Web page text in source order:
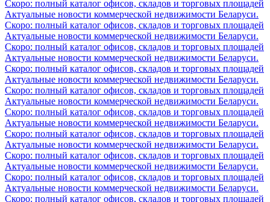
Скоро: полный каталог офисов, складов и торговых площадей
Актуальные новости коммерческой недвижимости Беларуси.
Скоро: полный каталог офисов, складов и торговых площадей
Актуальные новости коммерческой недвижимости Беларуси.
Скоро: полный каталог офисов, складов и торговых площадей
Актуальные новости коммерческой недвижимости Беларуси.
Скоро: полный каталог офисов, складов и торговых площадей
Актуальные новости коммерческой недвижимости Беларуси.
Скоро: полный каталог офисов, складов и торговых площадей
Актуальные новости коммерческой недвижимости Беларуси.
Скоро: полный каталог офисов, складов и торговых площадей
Актуальные новости коммерческой недвижимости Беларуси.
Скоро: полный каталог офисов, складов и торговых площадей
Актуальные новости коммерческой недвижимости Беларуси.
Скоро: полный каталог офисов, складов и торговых площадей
Актуальные новости коммерческой недвижимости Беларуси.
Скоро: полный каталог офисов, складов и торговых площадей
Актуальные новости коммерческой недвижимости Беларуси.
Скоро: полный каталог офисов, складов и торговых площадей